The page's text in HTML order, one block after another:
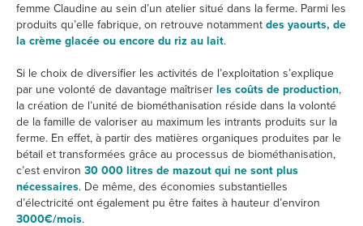
femme Claudine au sein d’un atelier situé dans la ferme. Parmi les
produits qu’elle fabrique, on retrouve notamment des yaourts, de
la crème glacée ou encore du riz au lait.
Si le choix de diversifier les activités de l’exploitation s’explique
par une volonté de davantage maîtriser les coûts de production,
la création de l’unité de biométhanisation réside dans la volonté
de la famille de valoriser au maximum les intrants produits sur la
ferme. En effet, à partir des matières organiques produites par le
bétail et transformées grâce au processus de biométhanisation,
c’est environ 30 000 litres de mazout qui ne sont plus
nécessaires. De même, des économies substantielles
d’électricité ont également pu être faites à hauteur d’environ
3000€/mois.